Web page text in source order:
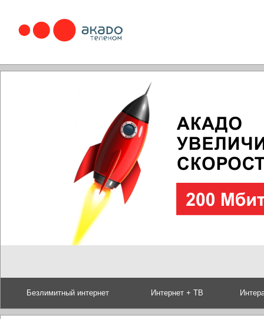
Безлимитный интернет Интернет + ТВ